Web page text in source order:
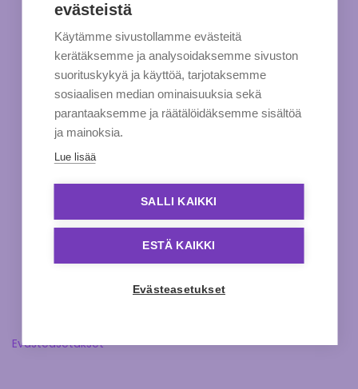
Evästeasetukset
evästeistä
Käytämme sivustollamme evästeitä
kerätäksemme ja analysoidaksemme sivuston
suorituskykyä ja käyttöä, tarjotaksemme
sosiaalisen median ominaisuuksia sekä
parantaaksemme ja räätälöidäksemme sisältöä
ja mainoksia.
Lue lisää
SALLI KAIKKI
ESTÄ KAIKKI
Evästeasetukset